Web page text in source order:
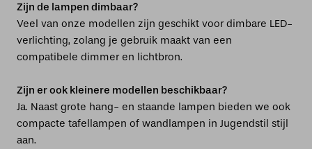
Zijn de lampen dimbaar?
Veel van onze modellen zijn geschikt voor dimbare LED-
verlichting, zolang je gebruik maakt van een
compatibele dimmer en lichtbron.
Zijn er ook kleinere modellen beschikbaar?
Ja. Naast grote hang- en staande lampen bieden we ook
compacte tafellampen of wandlampen in Jugendstil stijl
aan.